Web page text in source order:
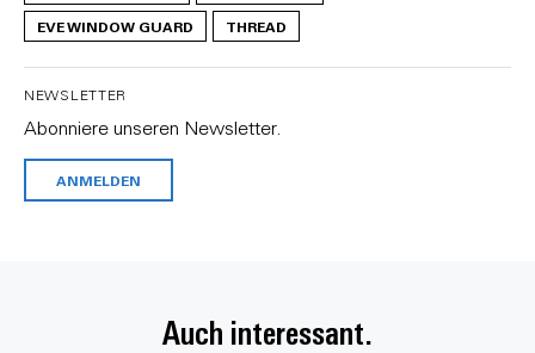
EVE WINDOW GUARD
THREAD
NEWSLETTER
Abonniere unseren Newsletter.
ANMELDEN
Auch interessant.